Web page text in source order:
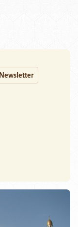
Newsletter